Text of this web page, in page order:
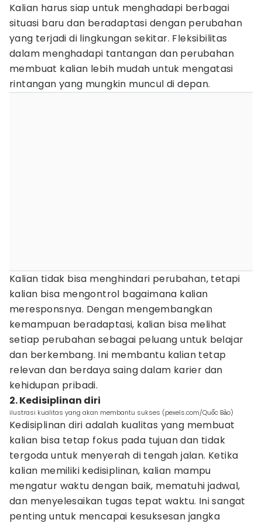
Kalian harus siap untuk menghadapi berbagai
situasi baru dan beradaptasi dengan perubahan
yang terjadi di lingkungan sekitar. Fleksibilitas
dalam menghadapi tantangan dan perubahan
membuat kalian lebih mudah untuk mengatasi
rintangan yang mungkin muncul di depan.
Kalian tidak bisa menghindari perubahan, tetapi
kalian bisa mengontrol bagaimana kalian
meresponsnya. Dengan mengembangkan
kemampuan beradaptasi, kalian bisa melihat
setiap perubahan sebagai peluang untuk belajar
dan berkembang. Ini membantu kalian tetap
relevan dan berdaya saing dalam karier dan
kehidupan pribadi.
2. Kedisiplinan diri
ilustrasi kualitas yang akan membantu sukses (pexels.com/Quốc Bảo)
Kedisiplinan diri adalah kualitas yang membuat
kalian bisa tetap fokus pada tujuan dan tidak
tergoda untuk menyerah di tengah jalan. Ketika
kalian memiliki kedisiplinan, kalian mampu
mengatur waktu dengan baik, mematuhi jadwal,
dan menyelesaikan tugas tepat waktu. Ini sangat
penting untuk mencapai kesuksesan jangka